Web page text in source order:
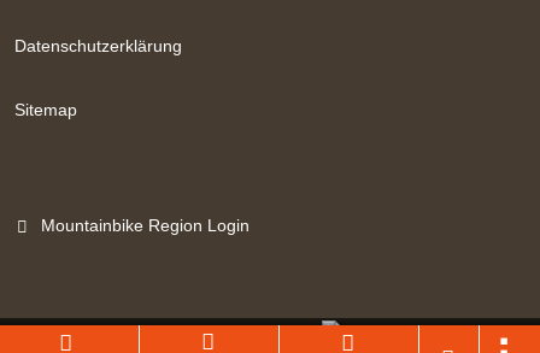
Datenschutzerklärung
Sitemap
Mountainbike Region Login
Branchenportal Software made in Germany